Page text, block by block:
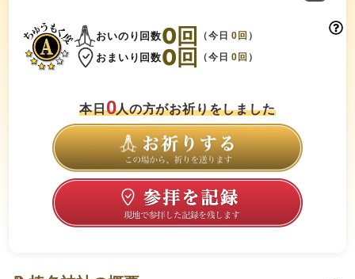
おいのり回数0回 （今日0 回 ）
おまいり回数0回 （今日0 回 ）
本日0人の方がお祈りをしました